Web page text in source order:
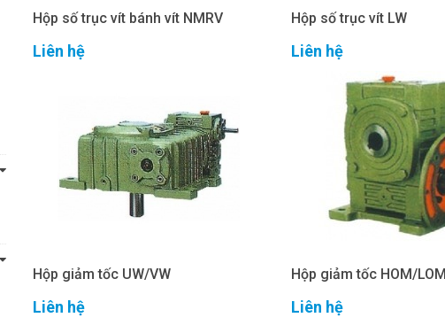
Hộp số trục vít bánh vít NMRV
Liên hệ
Hộp số trục vít LW
Liên hệ
Hộp giảm tốc UW/VW
Liên hệ
Hộp giảm tốc HOM/LOM
Liên hệ